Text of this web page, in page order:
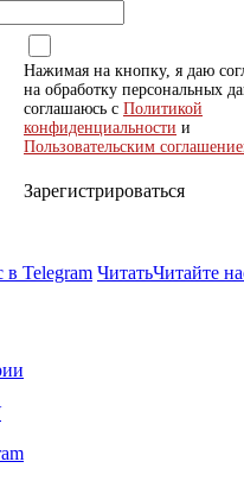
Нажимая на кнопку, я даю
на обработку персональных
соглашаюсь с Политикой
конфиденциальности и
Пользовательским
Зарегистрироваться
в Telegram ЧитатьЧитайте